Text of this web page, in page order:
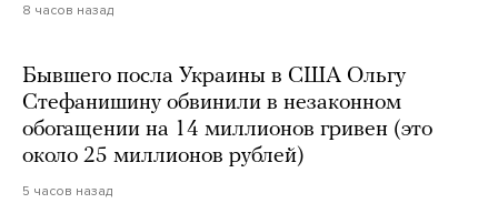
8 часов назад
Бывшего посла Украины в США Ольгу
Стефанишину обвинили в незаконном
обогащении на 14 миллионов гривен (это
около 25 миллионов рублей)
5 часов назад